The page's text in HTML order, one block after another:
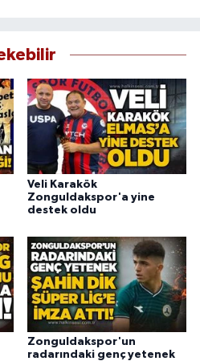
Veli Karakök
Zonguldakspor'a yine
destek oldu
Zonguldakspor'un
radarındaki genç yetenek